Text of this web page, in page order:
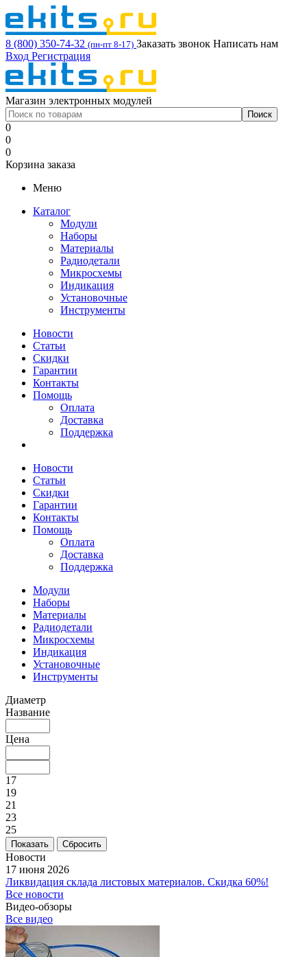
8 (800) 350-74-32 (пн-пт 8-17) Заказать звонок Написать нам
Вход Регистрация
Магазин электронных модулей
0
0
0
Корзина заказа
Меню
Каталог
Модули
Наборы
Материалы
Радиодетали
Микросхемы
Индикация
Установочные
Инструменты
Новости
Статьи
Скидки
Гарантии
Контакты
Помощь
Оплата
Доставка
Поддержка
Новости
Статьи
Скидки
Гарантии
Контакты
Помощь
Оплата
Доставка
Поддержка
Модули
Наборы
Материалы
Радиодетали
Микросхемы
Индикация
Установочные
Инструменты
Диаметр
Название
Цена
17
19
21
23
25
Сбросить
Новости
17 июня 2026
Ликвидация склада листовых материалов. Скидка 60%!
Все новости
Видео-обзоры
Все видео